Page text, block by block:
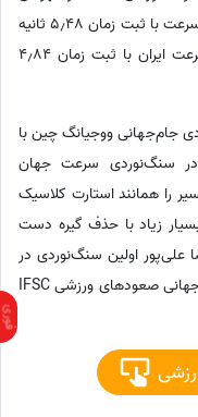
جهان و دارنده سابق رکورد جهانی سنگ‌نوردی سرعت با ثبت زمان 5٫48 ثانیه
و همچنین دارندهٔ رکورد کنونی سنگ‌نوردی سرعت ایران با ثبت زمان 4٫84
جام‌جهانی ووجیانگ چین با
سنگ‌نوردی سرعت جهان
را همانند استارت کلاسیک
زیاد با حذف گیره دست
5 و 6 می‌رود. رضا علی‌پور اولین سنگ‌نوردی در
جهان بود که مبتکر شگردی شد که فدراسیون جهانی صعودهای ورزشی IFSC